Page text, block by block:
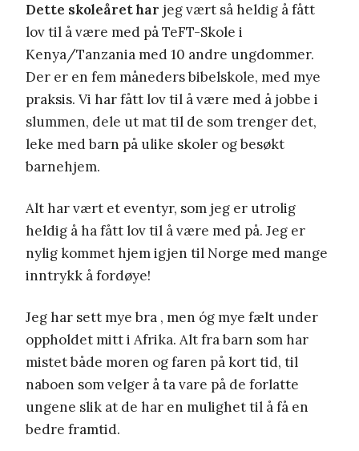
Dette skoleåret har jeg vært så heldig å fått
lov til å være med på TeFT-Skole i
Kenya/Tanzania med 10 andre ungdommer.
Der er en fem måneders bibelskole, med mye
praksis. Vi har fått lov til å være med å jobbe i
slummen, dele ut mat til de som trenger det,
leke med barn på ulike skoler og besøkt
barnehjem.
Alt har vært et eventyr, som jeg er utrolig
heldig å ha fått lov til å være med på. Jeg er
nylig kommet hjem igjen til Norge med mange
inntrykk å fordøye!
Jeg har sett mye bra , men óg mye fælt under
oppholdet mitt i Afrika. Alt fra barn som har
mistet både moren og faren på kort tid, til
naboen som velger å ta vare på de forlatte
ungene slik at de har en mulighet til å få en
bedre framtid.